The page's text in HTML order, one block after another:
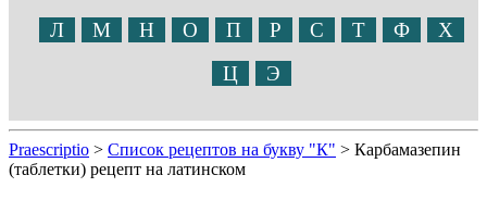
Л
М Н О П Р С Т Ф
Х
Ц
Э
Praescriptio > Список рецептов на букву "К" > Карбамазепин
(таблетки) рецепт на латинском